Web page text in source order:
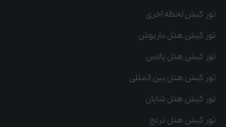
تور کیش لحظه آخری
تور کیش هتل داریوش
تور کیش هتل پالاس
تور کیش هتل بین المللی
تور کیش هتل شایان
تور کیش هتل ترنج